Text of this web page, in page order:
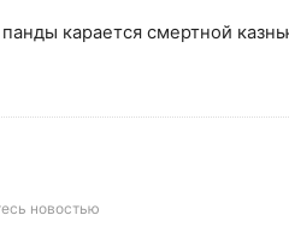
карается смертной
новостью